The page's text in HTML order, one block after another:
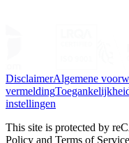
DisclaimerAlgemene
vermelding
instellingen
This site is protected by
Policy and Terms of